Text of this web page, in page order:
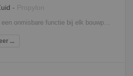
- Propylon
De werkvoorbereider is een onmisbare functie bij elk bouwproject. Je bent hierbij namelijk verantwoordelijk voor de voorbereiding en de begeleiding van één of meerdere projecten, waarbij je ook het aanspreekpunt bent voor je collega’s die op de bouwplaats werkzaam zijn. Door jouw werk loopt de bouw van het project vlekkeloos. Als werkvoorbereider beoordeel je onder andere leveranciers, controleer je tekeningen, stel je planningen op en draag je zorg voor de complete technische voorbereiding. Je weet hiervoor goed om te gaan met diverse softwareprogramma’s, waaronder Solibri, AutoCad, Revit en MS Office. Tot slot ben je verantwoordelijk voor het bijhouden van meer- en minderwerk, opstellen van inkoopschema’s en woon je bouwvergaderingen bij.
...